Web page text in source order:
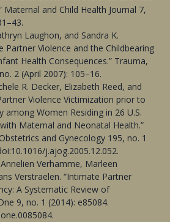
Maternal and Child Health Journal 7,
Laughon, and Sandra K.
Partner Violence and the Childbearing
Health Consequences.” Trauma,
2 (April 2007): 105–16.
R. Decker, Elizabeth Reed, and
Violence Victimization prior to
among Women Residing in 26 U.S.
Maternal and Neonatal Health.”
and Gynecology 195, no. 1
j.ajog.2005.12.052.
Verhamme, Marleen
Verstraelen. “Intimate Partner
A Systematic Review of
9, no. 1 (2014): e85084.